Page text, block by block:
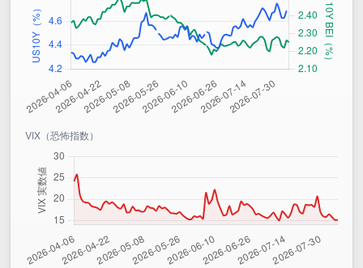
VIX（恐怖指数）